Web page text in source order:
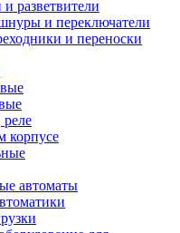
разветвители
и переключатели
и переноски
корпусе
автоматы